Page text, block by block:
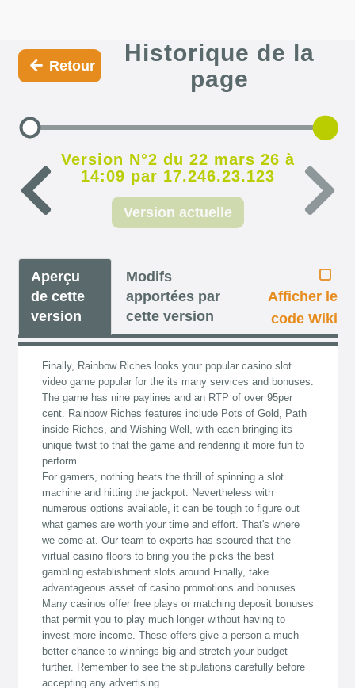
Retour
Historique de la
page
Version N°2 du 22 mars 26 à
14:09 par 17.246.23.123
Version actuelle
Aperçu
de cette
version
Modifs
apportées par
cette version
Afficher le
code Wiki